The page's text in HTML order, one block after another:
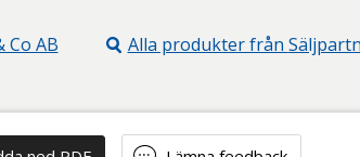
Co AB Alla produkter från